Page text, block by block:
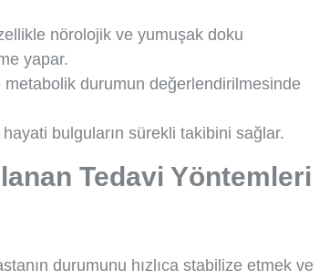
nörolojik ve yumuşak doku
yapar.
metabolik durumun değerlendirilmesinde
bulguların sürekli takibini sağlar.
Tedavi Yöntemleri
durumunu hızlıca stabilize etmek ve